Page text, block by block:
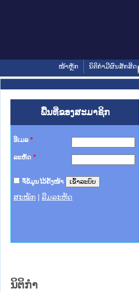
ໜ້າຫຼັກ ນິຕິກໍາມີຜົນສັກສິດ
ພື້ນທີ່ຂອງສະມາຊິກ
ອີເມລ *
ລະຫັດ *
ຈື່ຂໍ້ມູນໄວ້ຄັ້ງໜ້າ
ສະໝັກ ລືມລະຫັດ
າປະຊາຊົນ ພາກເໜືອ
ດຖະການ
ພາກກາງ
ພາກໃຕ້
າຄານຕຳຫຼວດປະຊາຊົນ
ຄານສັນຕິບານປະຊາຊົນ
ງພາກເໜືອ
າປະຊາຊົນ ພາກກາງ
ນິຕິກໍາ